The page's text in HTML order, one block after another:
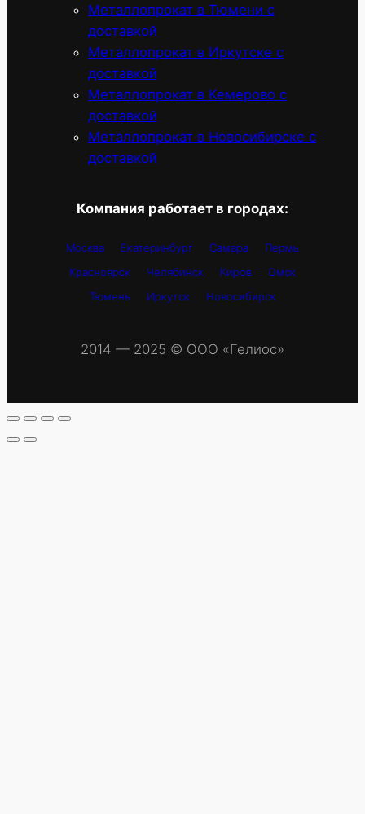
Металлопрокат в Тюмени с
доставкой
Металлопрокат в Иркутске с
доставкой
Металлопрокат в Кемерово с
доставкой
Металлопрокат в Новосибирске с
доставкой
Компания работает в городах:
Москва Екатеринбург Самара
Пермь
Красноярск
Челябинск Киров
Омск
Тюмень
Иркутск Новосибирск
2014 — 2025 © OOO «Гелиос»